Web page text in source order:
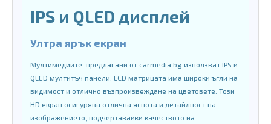
IPS и QLED дисплей
Ултра ярък екран
Мултимедиите, предлагани от carmedia.bg използват IPS и
QLED мултитъч панели. LCD матрицата има широки ъгли на
видимост и отлично възпроизвеждане на цветовете. Този
HD екран осигурява отлична яснота и детайлност на
изображението, подчертавайки качеството на